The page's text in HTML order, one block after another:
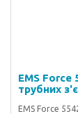
EMS
трубних
EMS Force